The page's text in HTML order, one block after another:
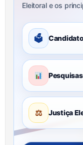
Eleitoral e os
🗳
⚖ Justiça